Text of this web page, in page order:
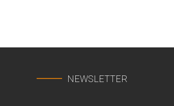
NEWSLETTER